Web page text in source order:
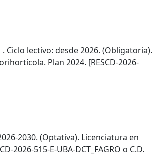
. Ciclo lectivo: desde 2026. (Obligatoria).
Plan 2024. [RESCD-2026-
2030. (Optativa). Licenciatura en
2026-515-E-UBA-DCT_FAGRO o C.D.